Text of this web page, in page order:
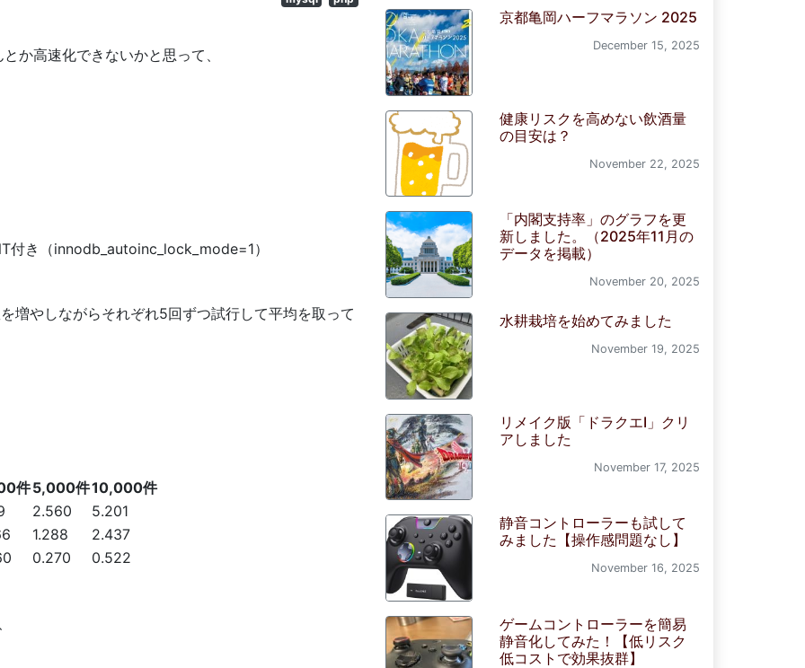
か高速化できないかと思って、
付き（innodb_autoinc_lock_mode=1）
やしながらそれぞれ5回ずつ試行して平均を取って
件5,000件10,000件
2.560
5.201
1.288
2.437
0.270 0.522
京都亀岡ハーフマラソン 2025
December 15, 2025
健康リスクを高めない飲酒量
の目安は？
November 22, 2025
「内閣支持率」のグラフを更
新しました。（2025年11月の
データを掲載）
November 20, 2025
水耕栽培を始めてみました
November 19, 2025
リメイク版「ドラクエI」クリ
アしました
November 17, 2025
静音コントローラーも試して
みました【操作感問題なし】
November 16, 2025
ゲームコントローラーを簡易
静音化してみた！【低リスク
低コストで効果抜群】